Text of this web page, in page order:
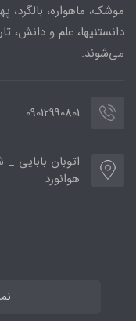
موشک، ماهواره، بالگرد،
دانستنیها، علم و دانش،
می‌شوند.
09012990801
هوانورد